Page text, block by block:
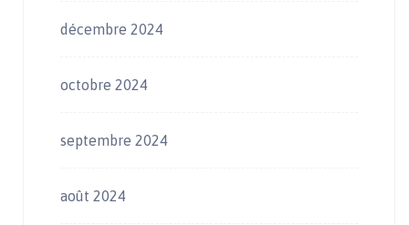
décembre 2024
octobre 2024
septembre 2024
août 2024